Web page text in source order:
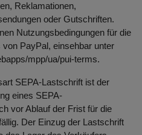
Reklamationen,
oder Gutschriften.
Nutzungsbedingungen für die
PayPal, einsehbar unter
/mpp/ua/pui-terms.
SEPA-Lastschrift ist der
eines SEPA-
vor Ablauf der Frist für die
Der Einzug der Lastschrift